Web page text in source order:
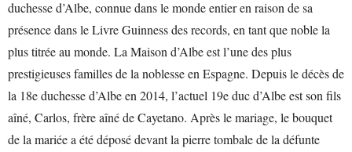
duchesse d’Albe, connue dans le monde entier en raison de sa
présence dans le Livre Guinness des records, en tant que noble la
plus titrée au monde. La Maison d’Albe est l’une des plus
prestigieuses familles de la noblesse en Espagne. Depuis le décès de
la 18e duchesse d’Albe en 2014, l’actuel 19e duc d’Albe est son fils
aîné, Carlos, frère aîné de Cayetano. Après le mariage, le bouquet
de la mariée a été déposé devant la pierre tombale de la défunte